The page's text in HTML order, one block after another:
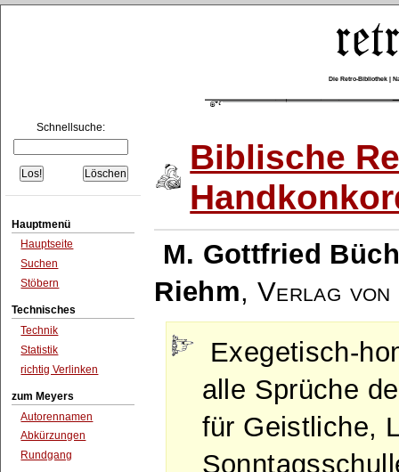
Die Retro-Bibliothek |
Schnellsuche:
Hauptmenü
Hauptseite
Suchen
Stöbern
Technisches
Technik
Statistik
richtig Verlinken
zum Meyers
Autorennamen
Abkürzungen
Rundgang
Biblische
M. Gottfried
Riehm, Verlag von
Exegetisch-
alle Sprüche
für Geistliche,